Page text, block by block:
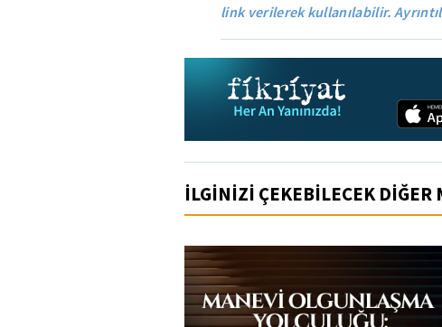
link verilerek kullanılabilir.
İLGİNİZİ ÇEKEBİLECEK DİĞER